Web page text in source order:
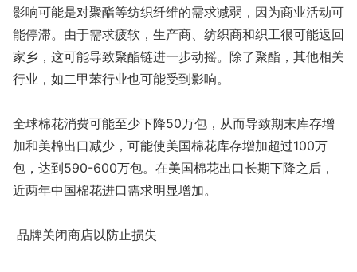
影响可能是对聚酯等纺织纤维的需求减弱，因为商业活动可
能停滞。由于需求疲软，生产商、纺织商和织工很可能返回
家乡，这可能导致聚酯链进一步动摇。除了聚酯，其他相关
行业，如二甲苯行业也可能受到影响。
全球棉花消费可能至少下降50万包，从而导致期末库存增
加和美棉出口减少，可能使美国棉花库存增加超过100万
包，达到590-600万包。在美国棉花出口长期下降之后，
近两年中国棉花进口需求明显增加。
品牌关闭商店以防止损失